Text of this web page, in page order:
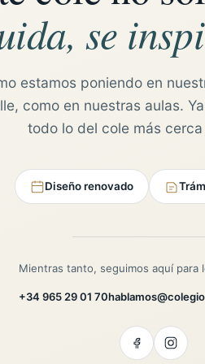
se
estamos poniendo en
como en nuestras aulas.
todo lo del cole más
Diseño renovado
Mientras tanto, seguimos aquí para
+34 965 29 01 70